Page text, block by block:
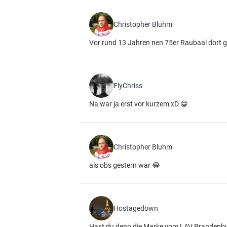
Christopher Bluhm
Vor rund 13 Jahren nen 75er Raubaal dort
FlyChriss
Na war ja erst vor kurzem xD 😁
Christopher Bluhm
als obs gestern war 😂
Hostagedown